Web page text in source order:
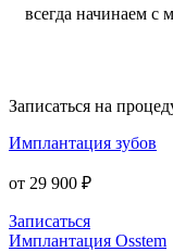
всегда начинаем с
Записаться на
Имплантация зубов
от 29 900 ₽
Записаться
Имплантация Osstem